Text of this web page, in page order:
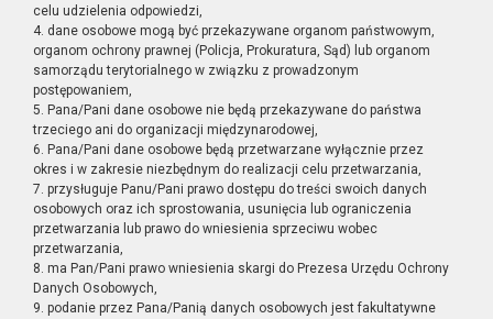
celu udzielenia odpowiedzi,
4. dane osobowe mogą być przekazywane organom państwowym,
organom ochrony prawnej (Policja, Prokuratura, Sąd) lub organom
samorządu terytorialnego w związku z prowadzonym
postępowaniem,
5. Pana/Pani dane osobowe nie będą przekazywane do państwa
trzeciego ani do organizacji międzynarodowej,
6. Pana/Pani dane osobowe będą przetwarzane wyłącznie przez
okres i w zakresie niezbędnym do realizacji celu przetwarzania,
7. przysługuje Panu/Pani prawo dostępu do treści swoich danych
osobowych oraz ich sprostowania, usunięcia lub ograniczenia
przetwarzania lub prawo do wniesienia sprzeciwu wobec
przetwarzania,
8. ma Pan/Pani prawo wniesienia skargi do Prezesa Urzędu Ochrony
Danych Osobowych,
9. podanie przez Pana/Panią danych osobowych jest fakultatywne